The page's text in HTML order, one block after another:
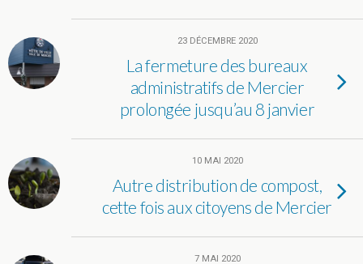
23 DÉCEMBRE 2020
La fermeture des bureaux
administratifs de Mercier
prolongée jusqu’au 8 janvier
10 MAI 2020
Autre distribution de compost,
cette fois aux citoyens de Mercier
7 MAI 2020